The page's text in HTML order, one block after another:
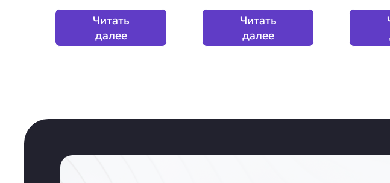
Читать
далее
Читать
далее